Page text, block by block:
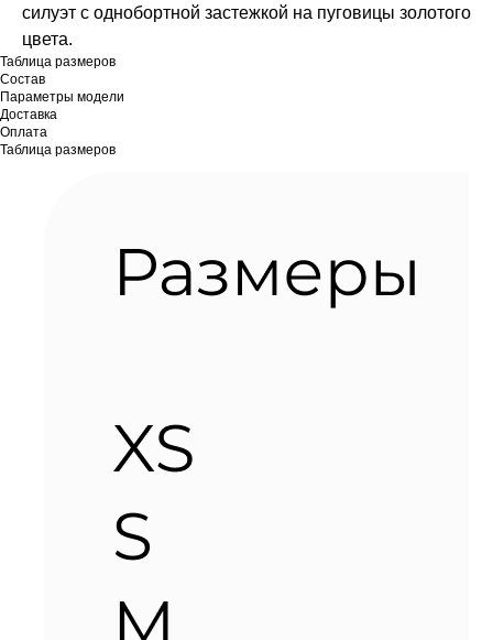
силуэт с однобортной застежкой на пуговицы золотого
цвета.
Таблица размеров
Состав
Параметры модели
Доставка
Оплата
Таблица размеров